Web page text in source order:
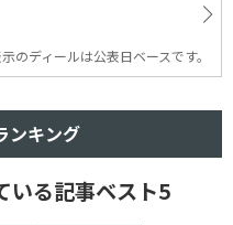
のディールは公表日ベースです。
ンキング
いる記事ベスト5